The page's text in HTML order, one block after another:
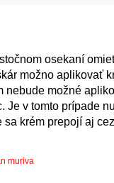
osekaní
možno aplikovať
nebude možné
v tomto prípade
krém prepojí aj
muriva